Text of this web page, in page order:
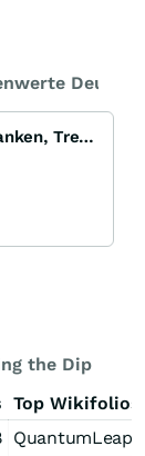
Das große Ganze - was Politik, Zentralbanken, Trends, Medien und Gesellschaft mit Aktien, Rohstoffen
the Dip
Top Wikifolios
QuantumLeap